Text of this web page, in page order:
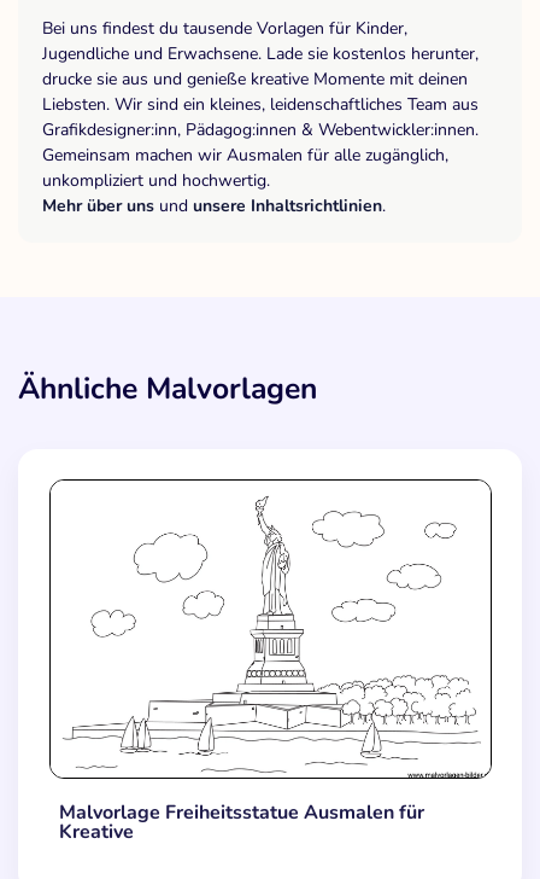
Bei uns findest du tausende Vorlagen für Kinder,
Jugendliche und Erwachsene. Lade sie kostenlos herunter,
drucke sie aus und genieße kreative Momente mit deinen
Liebsten. Wir sind ein kleines, leidenschaftliches Team aus
Grafikdesigner:inn, Pädagog:innen & Webentwickler:innen.
Gemeinsam machen wir Ausmalen für alle zugänglich,
unkompliziert und hochwertig.
Mehr über uns und unsere Inhaltsrichtlinien.
Ähnliche Malvorlagen
Malvorlage Freiheitsstatue Ausmalen für
Kreative